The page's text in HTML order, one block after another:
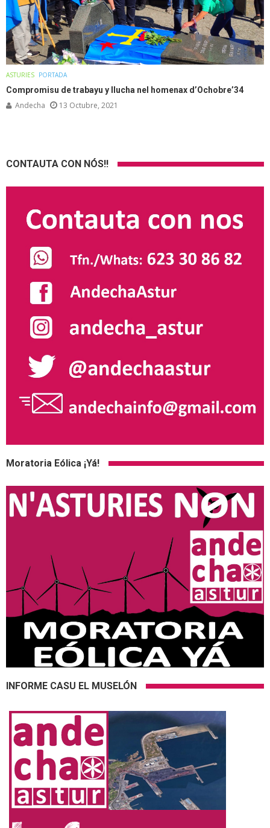
ASTURIES PORTADA
Compromisu de trabayu y llucha nel homenax d’Ochobre’34
Andecha 13 Octubre, 2021
CONTAUTA CON NÓS!!
Moratoria Eólica ¡Yá!
INFORME CASU EL MUSELÓN